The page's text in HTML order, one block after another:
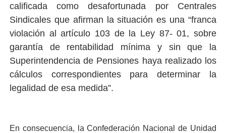
calificada como desafortunada por Centrales
Sindicales que afirman la situación es una “franca
violación al artículo 103 de la Ley 87- 01, sobre
garantía de rentabilidad mínima y sin que la
Superintendencia de Pensiones haya realizado los
cálculos correspondientes para determinar la
legalidad de esa medida”.
En consecuencia, la Confederación Nacional de Unidad